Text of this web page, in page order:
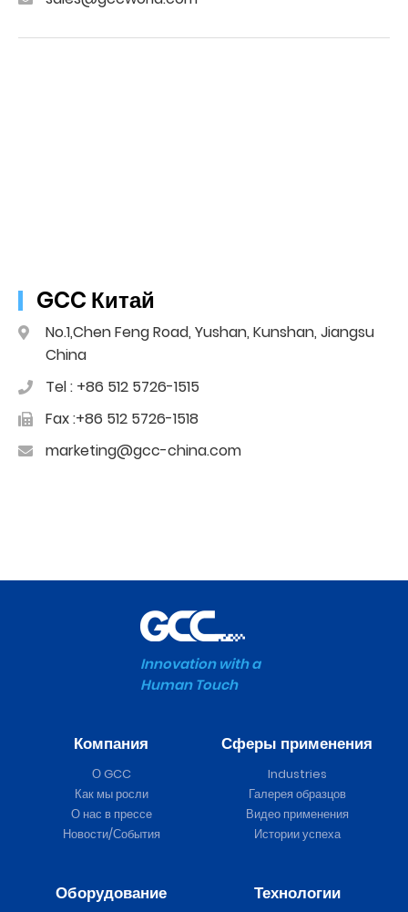
GCC Китай
No.1,Chen Feng Road, Yushan, Kunshan, Jiangsu
China
Tel : +86 512 5726-1515
Fax :+86 512 5726-1518
marketing@gcc-china.com
Innovation with a
Human Touch
Компания
О GCC
Как мы росли
О нас в прессе
Новости/События
Сферы применения
Industries
Галерея образцов
Видео применения
Истории успеха
Оборудование Технологии